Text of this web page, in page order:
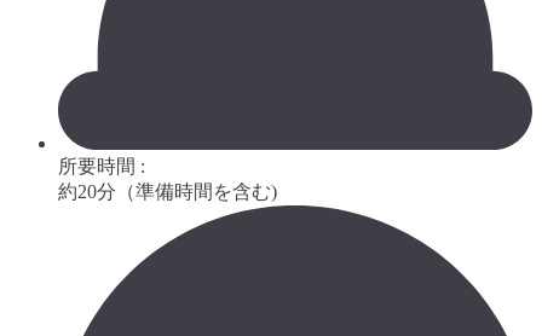
所要時間 :
約20分（準備時間を含む)